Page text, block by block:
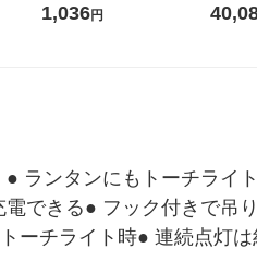
ブ
ムライト120lm Y06GA04BK
1,036円
● ランタンにもトーチラ
電できる● フック付きで吊
ーチライト時● 連続点灯